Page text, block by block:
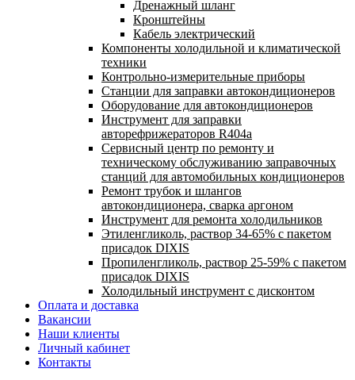
Дренажный шланг
Кронштейны
Кабель электрический
Компоненты холодильной и климатической
техники
Контрольно-измерительные приборы
Станции для заправки автокондиционеров
Оборудование для автокондиционеров
Инструмент для заправки
авторефрижераторов R404a
Сервисный центр по ремонту и
техническому обслуживанию заправочных
станций для автомобильных кондиционеров
Ремонт трубок и шлангов
автокондиционера, сварка аргоном
Инструмент для ремонта холодильников
Этиленгликоль, раствор 34-65% с пакетом
присадок DIXIS
Пропиленгликоль, раствор 25-59% с пакетом
присадок DIXIS
Холодильный инструмент с дисконтом
Оплата и доставка
Вакансии
Наши клиенты
Личный кабинет
Контакты